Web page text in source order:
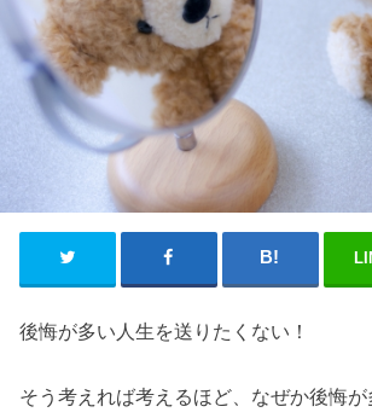
後悔が多い人生を送りたくない！
そう考えれば考えるほど、なぜか後悔